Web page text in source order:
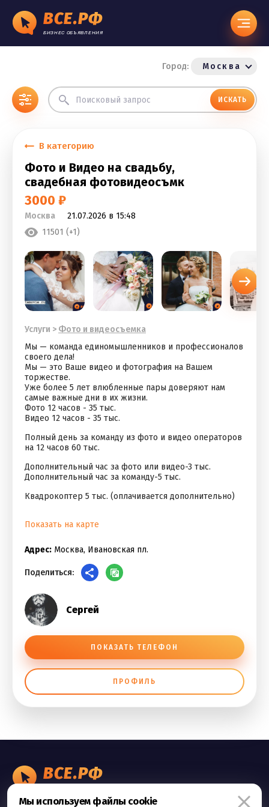
ВСЕ.РФ
БИЗНЕС ОБЪЯВЛЕНИЯ
Город: Москва
ИСКАТЬ
В категорию
Фото и Видео на свадьбу,
свадебная фотовидеосъмк
3000 ₽
Москва
21.07.2026 в 15:48
11501 (+1)
Услуги > Фото и видеосъемка
Мы — команда единомышленников и профессионалов
своего дела!
Мы — это Ваше видео и фотография на Вашем
торжестве.
Уже более 5 лет влюбленные пары доверяют нам
самые важные дни в их жизни.
Фото 12 часов - 35 тыс.
Видео 12 часов - 35 тыс.
Полный день за команду из фото и видео операторов
на 12 часов 60 тыс.
Дополнительный час за фото или видео-3 тыс.
Дополнительный час за команду-5 тыс.
Квадрокоптер 5 тыс. (оплачивается дополнительно)
Показать на карте
Адрес: Москва, Ивановская пл.
Поделиться:
Сергей
ПОКАЗАТЬ ТЕЛЕФОН
ПРОФИЛЬ
ВСЕ.РФ
Мы используем файлы cookie